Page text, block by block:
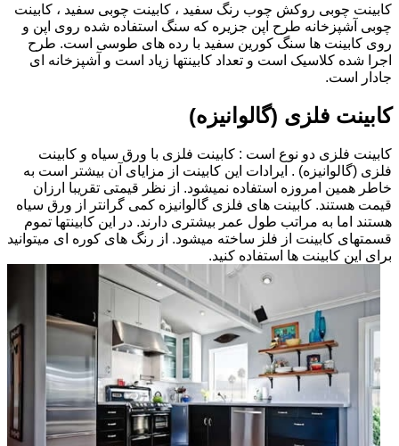
کابینت چوبی روکش چوب رنگ سفید ، کابینت چوبی سفید ، کابینت
چوبی آشپزخانه طرح اپن جزیره که سنگ استفاده شده روی اپن و
روی کابینت ها سنگ کورین سفید با رده های طوسی است. طرح
اجرا شده کلاسیک است و تعداد کابینتها زیاد است و آشپزخانه ای
جادار است.
کابینت فلزی (گالوانیزه)
کابینت فلزی دو نوع است : کابینت فلزی با ورق سیاه و کابینت
فلزی (گالوانیزه) . ایرادات این کابینت از مزایای آن بیشتر است به
خاطر همین امروزه استفاده نمیشود. از نظر قیمتی تقریبا ارزان
قیمت هستند. کابینت های فلزی گالوانیزه کمی گرانتر از ورق سیاه
هستند اما به مراتب طول عمر بیشتری دارند. در این کابینتها تموم
قسمتهای کابینت از فلز ساخته میشود. از رنگ های کوره ای میتوانید
برای این کابینت ها استفاده کنید.